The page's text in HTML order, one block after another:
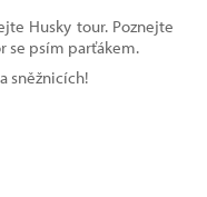
Husky tour. Poznejte
se psím parťákem.
sněžnicích!